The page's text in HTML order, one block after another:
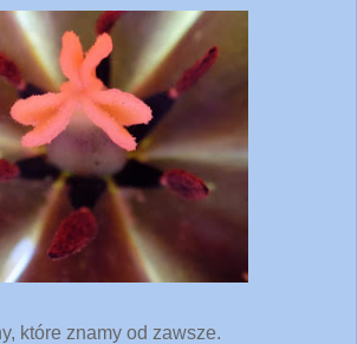
które znamy od zawsze.